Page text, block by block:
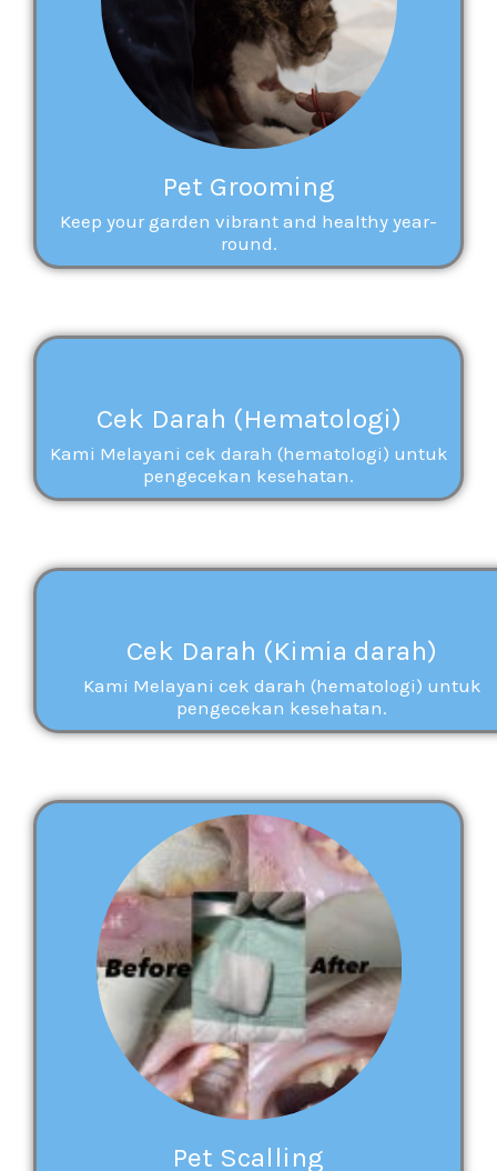
Pet Grooming
Keep your garden vibrant and healthy year-
round.
Cek Darah (Hematologi)
Kami Melayani cek darah (hematologi) untuk
pengecekan kesehatan.
Cek Darah (Kimia darah)
Kami Melayani cek darah (hematologi) untuk
pengecekan kesehatan.
Pet Scalling